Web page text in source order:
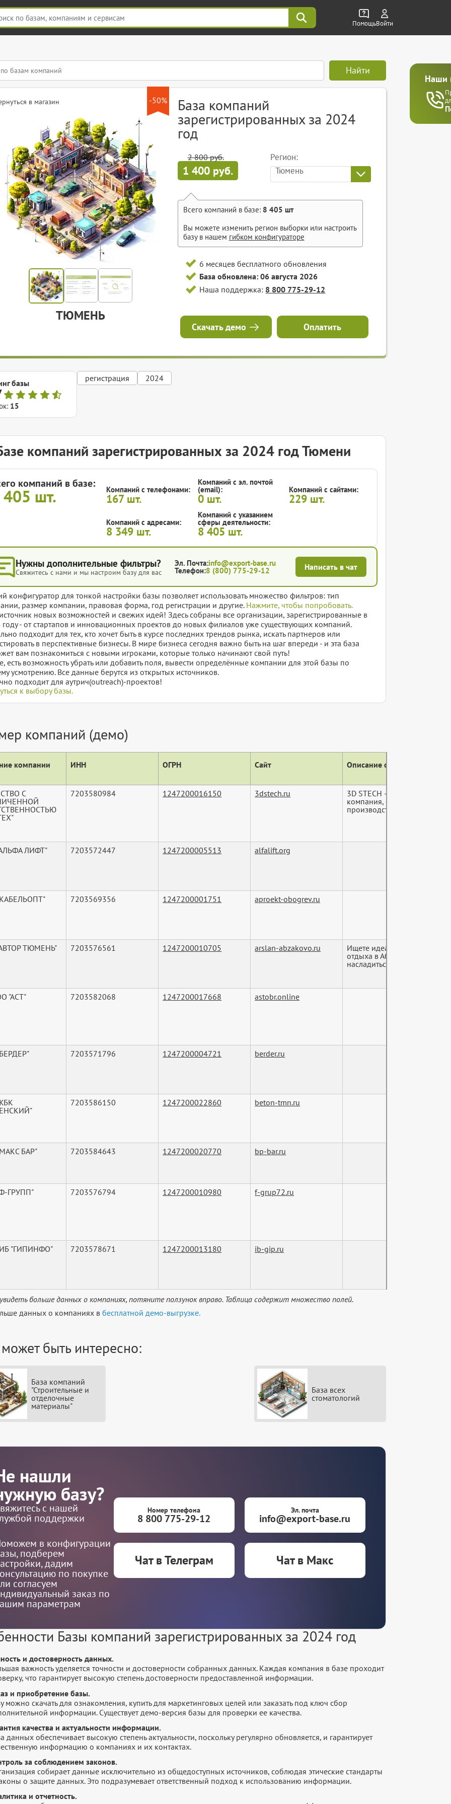
ПомощьВойти
Наши
Найти
-50%
в магазин
ТЮМЕНЬ
База компаний
зарегистрированных за 2024
год
2 800 руб.
1 400 руб.
Регион:
Тюмень
Всего компаний в базе: 8 405 шт
Вы можете изменить регион выборки или настроить
базу в нашем гибком конфигураторе
6 месяцев бесплатного обновления
База обновлена: 06 августа 2026
Наша поддержка: 8 800 775-29-12
Скачать демо Оплатить
базы
15
регистрация 2024
компаний зарегистрированных за 2024 год Тюмени
компаний в базе:
405 шт. Компаний с телефонами:
167 шт.
Компаний с эл. почтой
(email):
0 шт.
Компаний с сайтами:
229 шт.
Компаний с адресами:
8 349 шт.
Компаний с указанием
сферы деятельности:
8 405 шт.
Нужны дополнительные фильтры?
Свяжитесь с нами и мы настроим базу для вас
Эл. Почта:info@export-base.ru
Телефон:8 (800) 775-29-12 Написать в чат
конфигуратор для тонкой настройки базы позволяет использовать множество фильтров: тип
размер компании, правовая форма, год регистрации и другие. Нажмите, чтобы попробовать.
новых возможностей и свежих идей! Здесь собраны все организации, зарегистрированные в
году - от стартапов и инновационных проектов до новых филиалов уже существующих компаний.
подходит для тех, кто хочет быть в курсе последних трендов рынка, искать партнеров или
в перспективные бизнесы. В мире бизнеса сегодня важно быть на шаг впереди - и эта база
вам познакомиться с новыми игроками, которые только начинают свой путь!
есть возможность убрать или добавить поля, вывести определённые компании для этой базы по
усмотрению. Все данные берутся из открытых источников.
подходит для аутрич(outreach)-проектов!
к выбору базы.
компаний (демо)
компании ИНН ОГРН Сайт Описание сайта (тег
С
7203580984 1247200016150 3dstech.ru
3D STECH – молодая и
компания,
производстве
ЛИФТ" 7203572447 1247200005513 alfalift.org
7203569356 1247200001751 aproekt-obogrev.ru
ТЮМЕНЬ" 7203576561 1247200010705 arslan-abzakovo.ru
Ищете идеальное место для
отдыха в Абзаково? "Арслан"
насладиться ком...
"АСТ" 7203582068 1247200017668 astobr.online
7203571796 1247200004721 berder.ru
7203586150 1247200022860 beton-tmn.ru
БАР" 7203584643 1247200020770 bp-bar.ru
ГРУПП" 7203576794 1247200010980 f-grup72.ru
"ГИПИНФО" 7203578671 1247200013180 ib-gip.ru
больше данных о компаниях, потяните ползунок вправо. Таблица содержит множество полей.
данных о компаниях вбесплатной демо-выгрузке.
быть интересно:
База компаний
"Строительные и
отделочные
материалы"
База всех
стоматологий
нашли
базу?
с нашей
поддержки
в конфигурации
подберем
дадим
по покупке
согласуем
заказ по
параметрам
Номер телефона
8 800 775-29-12
Эл. почта
info@export-base.ru
Чат в Телеграм Чат в Макс
Базы компаний зарегистрированных за 2024 год
и достоверность данных.
важность уделяется точности и достоверности собранных данных. Каждая компания в базе проходит
что гарантирует высокую степень достоверности предоставленной информации.
и приобретение базы.
можно скачать для ознакомления, купить для маркетинговых целей или заказать под ключ сбор
информации. Существует демо-версия базы для проверки ее качества.
качества и актуальности информации.
данных обеспечивает высокую степень актуальности, поскольку регулярно обновляется, и гарантирует
информацию о компаниях и их контактах.
за соблюдением законов.
собирает данные исключительно из общедоступных источников, соблюдая этические стандарты
о защите данных. Это подразумевает ответственный подход к использованию информации.
и отчетность.